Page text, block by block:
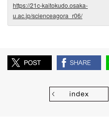
https://21c-kaitokudo.osaka-
u.ac.jp/scienceagora_r06/